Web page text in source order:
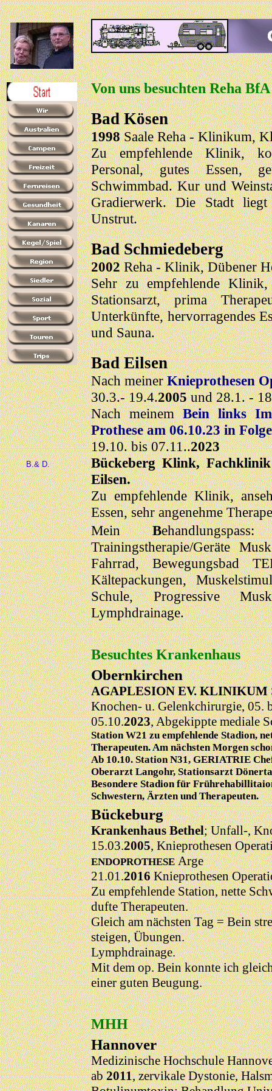
B.& D.
Von uns besuchten Reha
Bad Kösen
1998Saale Reha - Klinikum,
Zu empfehlende Klinik,
Personal, gutes Essen,
Schwimmbad. Kur und
Gradierwerk. Die Stadt
Unstrut.
Bad Schmiedeberg
2002Reha - Klinik, Dübener
Sehr zu empfehlende
Stationsarzt, prima
Unterkünfte, hervorragendes
und Sauna.
Bad Eilsen
Nach meinerKnieprothesen
30.3.- 19.4.2005und 28.1. -
Nach meinemBein links
Prothese am 06.10.23 in
19.10. bis 07.11..2023
Bückeberg Klink,
Eilsen.
Zu empfehlende Klinik,
Essen, sehr angenehme
MeinB
Trainingstherapie/Geräte
Fahrrad, Bewegungsbad
Kältepackungen,
Schule, Progressive
Lymphdrainage.
Besuchtes Krankenhaus
Obernkirchen
AGAPLESION EV. KLINIKUM
Knochen- u. Gelenkchirurgie, 05.
05.10.2023, Abgekippte mediale
Station W21 zu empfehlende Stadion,
Therapeuten. Am nächsten Morgen
Ab10.10.Station N31,GERIATRIE
Oberarzt Langohr, Stationsarzt
Besondere Stadion für
Schwestern, Ärzten und Therapeuten.
Bückeburg
Krankenhaus Bethel; Unfall-,
15.03.2005, Knieprothesen
ENDOPROTHESE Arge
21.01.2016Knieprothesen
Zu empfehlende Station, nette
dufte Therapeuten.
Gleich am nächsten Tag = Bein
steigen, Übungen.
Lymphdrainage.
Mit dem op. Bein konnte ich
einer guten Beugung.
MHH
Hannover
Medizinische Hochschule
ab2011, zervikale Dystonie,